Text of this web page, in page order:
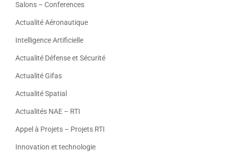
Salons – Conferences
Actualité Aéronautique
Intelligence Artificielle
Actualité Défense et Sécurité
Actualité Gifas
Actualité Spatial
Actualités NAE – RTI
Appel à Projets – Projets RTI
Innovation et technologie